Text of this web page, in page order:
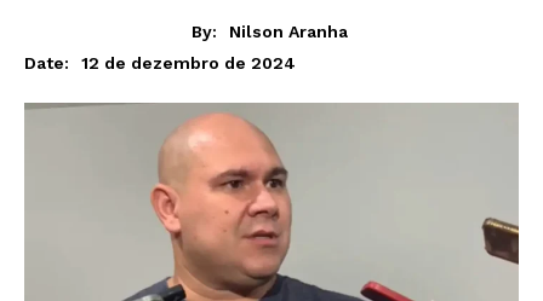
By:
Nilson Aranha
Date:
12 de dezembro de 2024